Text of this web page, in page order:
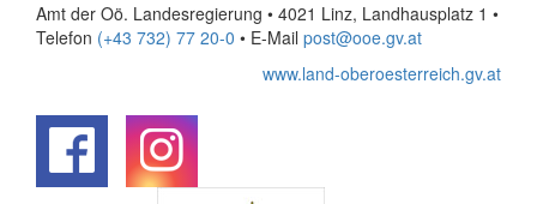
Amt der Oö. Landesregierung • 4021 Linz, Landhausplatz 1 •
Telefon (+43 732) 77 20-0 • E-Mail post@ooe.gv.at
www.land-oberoesterreich.gv.at